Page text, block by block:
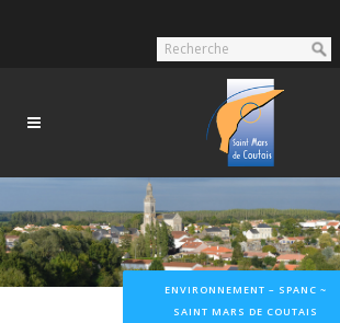
ENVIRONNEMENT – SPANC ~
SAINT MARS DE COUTAIS